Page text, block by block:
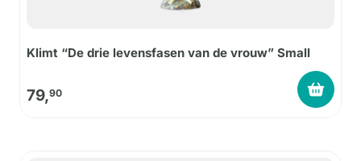
Klimt “De drie levensfasen van de vrouw” Small
79,90